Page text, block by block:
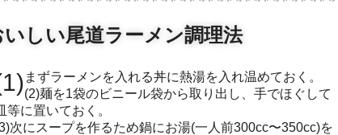
いしい尾道ラーメン調理法
(1)まずラーメンを入れる丼に熱湯を入れ温めておく。
(2)麺を1袋のビニール袋から取り出し、手でほぐして
等に置いておく。
次にスープを作るため鍋にお湯(一人前300cc〜350cc)を